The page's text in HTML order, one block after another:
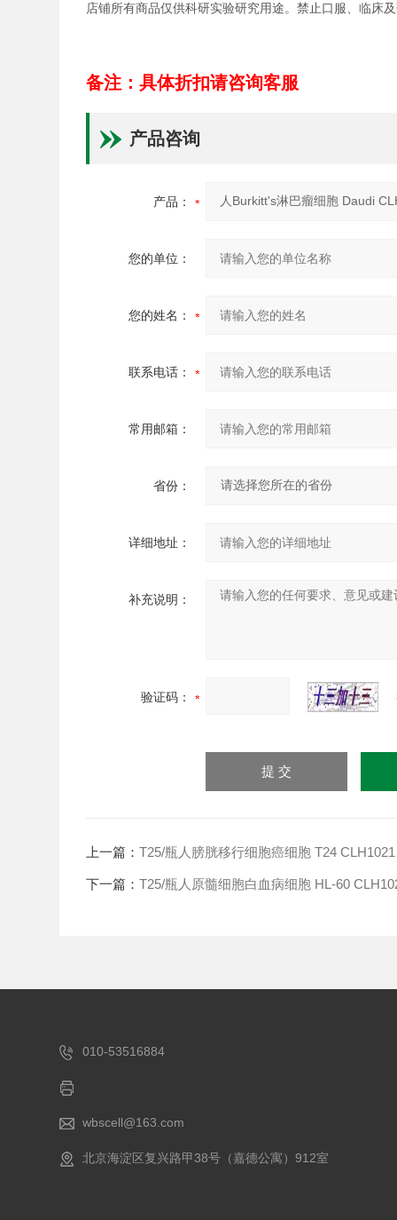
店铺所有商品仅供科研实验研究用途。禁止口服、临床
备注：具体折扣请咨询客服
产品咨询
产品：
您的单位：
您的姓名：
联系电话：
常用邮箱：
省份：
详细地址：
补充说明：
验证码：
上一篇：T25/瓶人膀胱移行细胞癌细胞 T24 CLH1021
下一篇：T25/瓶人原髓细胞白血病细胞 HL-60
010-53516884
wbscell@163.com
北京海淀区复兴路甲38号（嘉德公寓）912室